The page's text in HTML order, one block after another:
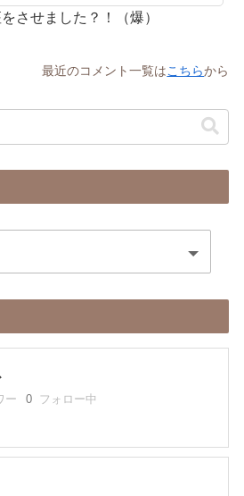
させました？！（爆）
最近のコメント一覧はこちらから
ー 0 フォロー中